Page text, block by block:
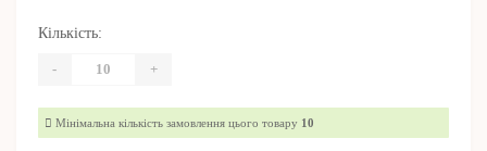
Кількість:
- +
Мінімальна кількість замовлення цього товару 10